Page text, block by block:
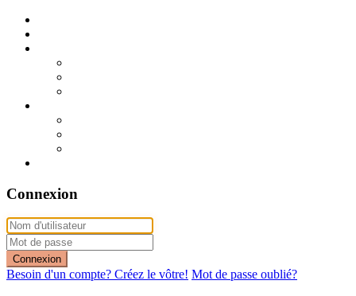
Connexion
Connexion
Besoin d'un compte? Créez le vôtre! Mot de passe oublié?